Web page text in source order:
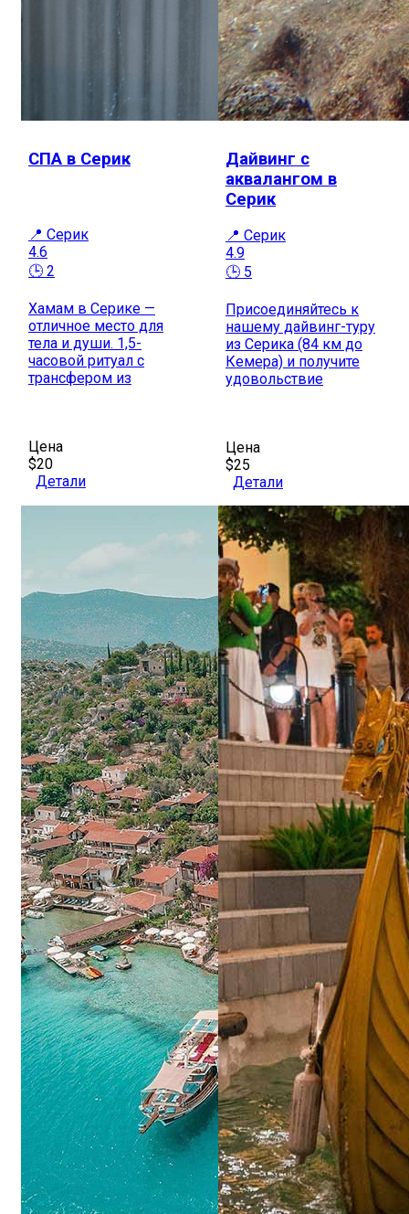
СПА в Серик
📍 Серик
4.6
🕒 2
Хамам в Серике —
отличное место для
тела и души. 1,5-
часовой ритуал с
трансфером из
Цена
$20
Детали
Дайвинг с
аквалангом в
Серик
📍 Серик
4.9
🕒 5
Присоединяйтесь к
нашему дайвинг-туру
из Серика (84 км до
Кемера) и получите
удовольствие
Цена
$25
Детали